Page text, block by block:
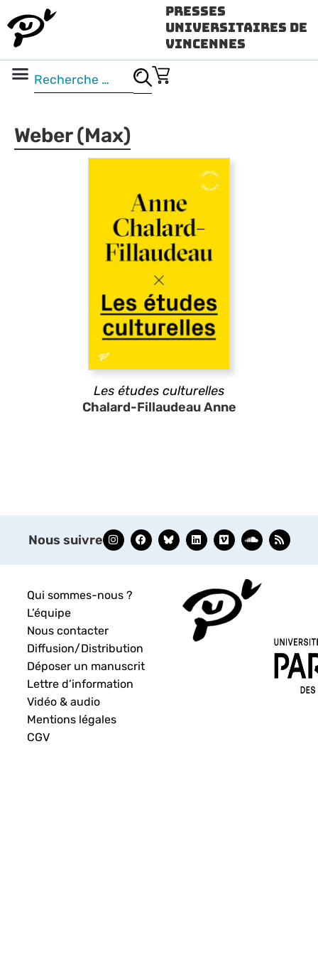
Presses
Universitaires de
Vincennes
Weber (Max)
Les études culturelles
Chalard-Fillaudeau Anne
Nous suivre
Qui sommes-nous ?
L’équipe
Nous contacter
Diffusion/Distribution
Déposer un manuscrit
Lettre d’information
Vidéo & audio
Mentions légales
CGV